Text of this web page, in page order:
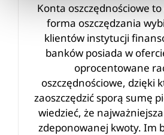
Konta oszczędnościowe to
forma oszczędzania
klientów instytucji
banków posiada w
oprocentowane
oszczędnościowe, dzięki
zaoszczędzić sporą sumę
wiedzieć, że
zdeponowanej kwoty. Im